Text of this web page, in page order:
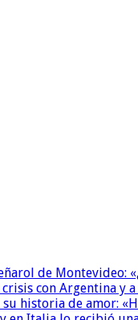
de Montevideo:
con Argentina
historia de amor: